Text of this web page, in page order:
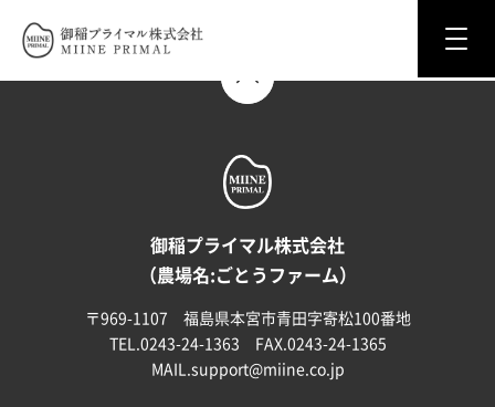
御稲プライマル株式会社
（農場名:ごとうファーム）
〒969-1107 福島県本宮市青田字寄松100番地
TEL.0243-24-1363 FAX.0243-24-1365
MAIL. support@miine.co.jp